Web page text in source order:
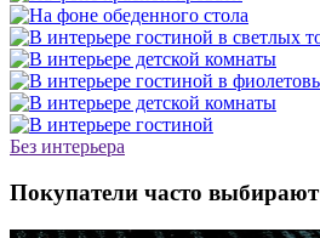
Без интерьера
Покупатели часто выбирают